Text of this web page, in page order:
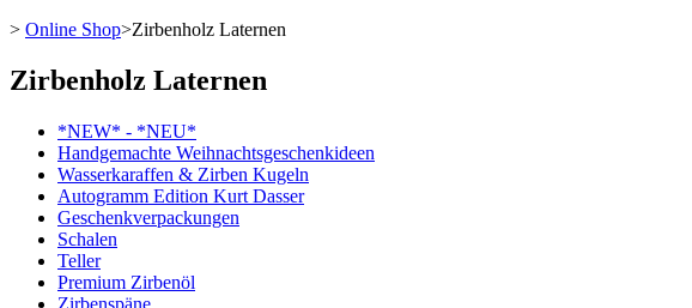
> Online Shop>Zirbenholz Laternen
Zirbenholz Laternen
*NEW* - *NEU*
Handgemachte Weihnachtsgeschenkideen
Wasserkaraffen & Zirben Kugeln
Autogramm Edition Kurt Dasser
Geschenkverpackungen
Schalen
Teller
Premium Zirbenöl
Zirbenspäne